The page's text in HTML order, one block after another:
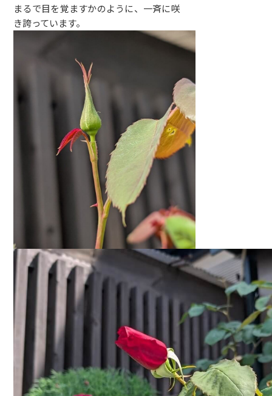
まるで目を覚ますかのように、一斉に咲
き誇っています。